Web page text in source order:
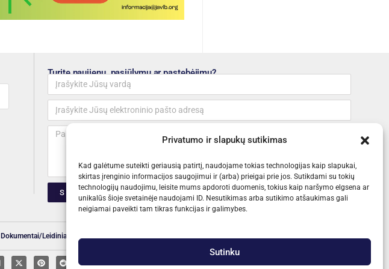
Privatumo ir slapukų sutikimas
Kad galėtume suteikti geriausią patirtį, naudojame tokias technologijas kaip slapukai,
skirtas įrenginio informacijos saugojimui ir (arba) prieigai prie jos. Sutikdami su tokių
technologijų naudojimu, leisite mums apdoroti duomenis, tokius kaip naršymo elgsena ar
unikalūs šioje svetainėje naudojami ID. Nesutikimas arba sutikimo atšaukimas gali
neigiamai paveikti tam tikras funkcijas ir galimybes.
Sutinku
Turite naujienų, pasiūlymų ar pastebėjimų?
SIŲSKITE ŽINUTĘ
e
Dokumentai/Leidiniai